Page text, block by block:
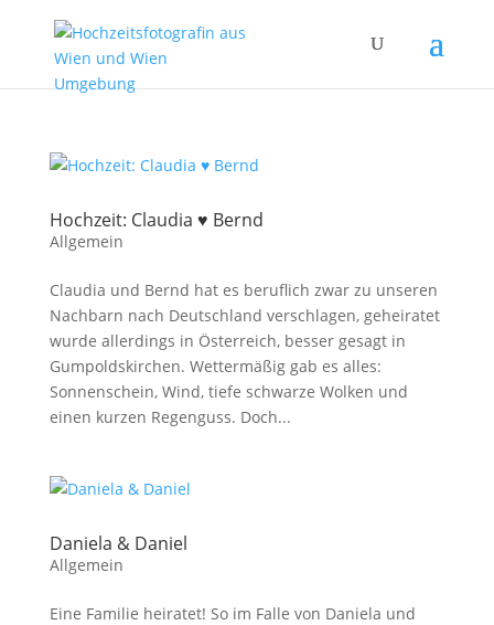
Hochzeit: Claudia ♥ Bernd
Allgemein
Claudia und Bernd hat es beruflich zwar zu unseren
Nachbarn nach Deutschland verschlagen, geheiratet
wurde allerdings in Österreich, besser gesagt in
Gumpoldskirchen. Wettermäßig gab es alles:
Sonnenschein, Wind, tiefe schwarze Wolken und
einen kurzen Regenguss. Doch...
Daniela & Daniel
Allgemein
Eine Familie heiratet! So im Falle von Daniela und